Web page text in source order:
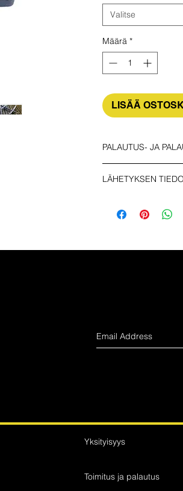
Valitse
Määrä *
LISÄÄ
PALAUTUS- JA
käyttämättömän
yhteyttä
LÄHETYKSEN
TALOUS
Seurattavissa ja
Yksityisyys
Toimitus ja palautus